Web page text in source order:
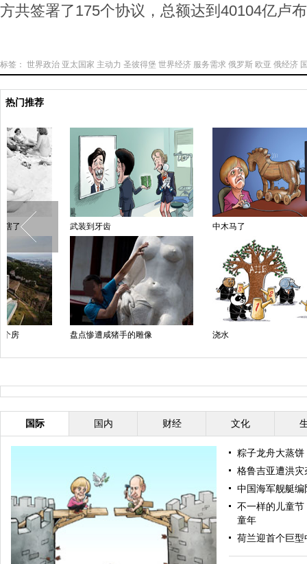
方共签署了175个协议，总额达到40104亿卢
标签： 世界政治 亚太国家 主动力 圣彼得堡 世界经济 服务需求 俄罗斯 欧亚 俄经济
热门推荐
中木马了
浇水 毕业照大秀一字马
国际 国内 财经 文化
粽子龙舟大蒸
格鲁吉亚遭洪
中国海军舰艇
不一样的儿童
童年
荷兰迎首个巨型